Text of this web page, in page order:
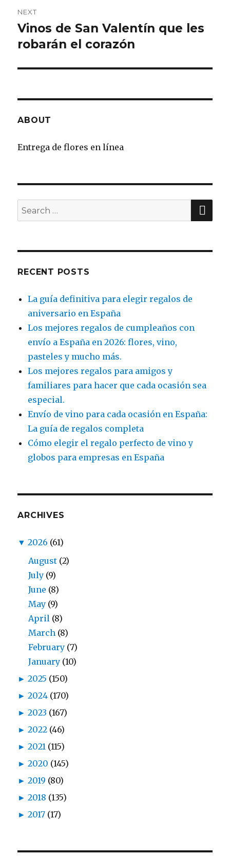
NEXT
Next
post:
Vinos de San Valentín que les
robarán el corazón
ABOUT
Entrega de flores en línea
Search
for:
RECENT POSTS
La guía definitiva para elegir regalos de
aniversario en España
Los mejores regalos de cumpleaños con
envío a España en 2026: flores, vino,
pasteles y mucho más.
Los mejores regalos para amigos y
familiares para hacer que cada ocasión sea
especial.
Envío de vino para cada ocasión en España:
La guía de regalos completa
Cómo elegir el regalo perfecto de vino y
globos para empresas en España
ARCHIVES
▼ 2026 (61)
August (2)
July (9)
June (8)
May (9)
April (8)
March (8)
February (7)
January (10)
► 2025 (150)
► 2024 (170)
► 2023 (167)
► 2022 (46)
► 2021 (115)
► 2020 (145)
► 2019 (80)
► 2018 (135)
► 2017 (17)